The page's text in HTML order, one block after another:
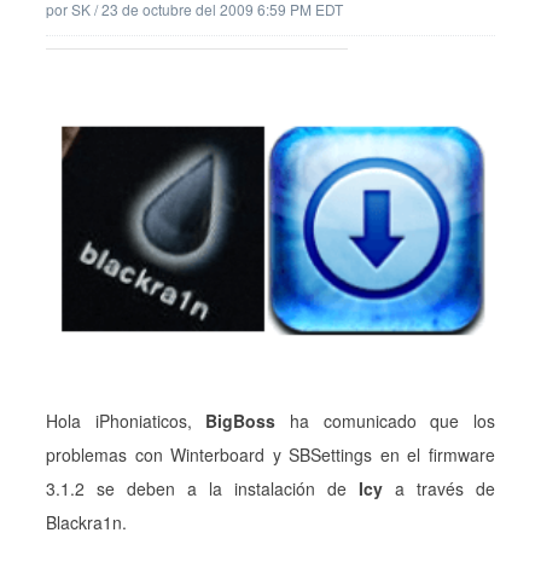
porSK/23 de octubre del 2009 6:59 PM EDT
Hola iPhoniaticos, BigBoss ha comunicado que los
problemas con Winterboard y SBSettings en el firmware
3.1.2 se deben a la instalación de Icy a través de
Blackra1n.